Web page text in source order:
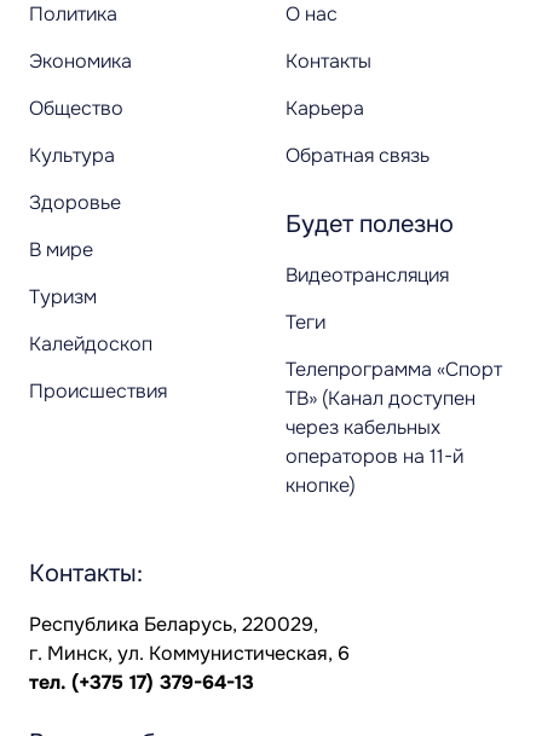
Политика
Экономика
Общество
Культура
Здоровье
В мире
Туризм
Калейдоскоп
Происшествия
О нас
Контакты
Карьера
Обратная связь
Будет полезно
Видеотрансляция
Теги
Телепрограмма «Спорт
ТВ» (Канал доступен
через кабельных
операторов на 11-й
кнопке)
Контакты:
Республика Беларусь, 220029,
г. Минск, ул. Коммунистическая, 6
тел. (+375 17) 379-64-13